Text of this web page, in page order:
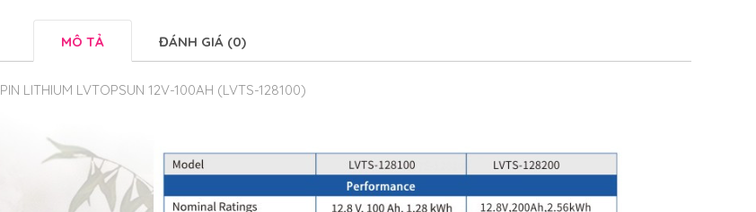
MÔ TẢ ĐÁNH GIÁ (0)
PIN LITHIUM LVTOPSUN 12V-100AH (LVTS-128100)